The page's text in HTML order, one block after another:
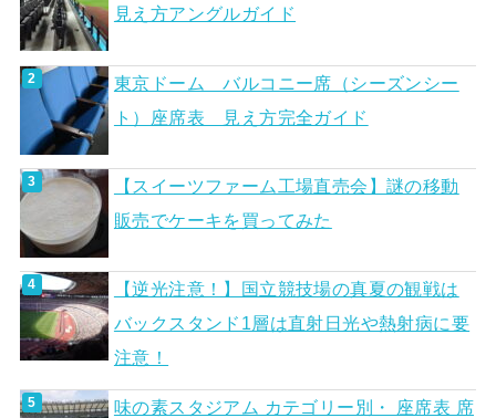
見え方アングルガイド
東京ドーム バルコニー席（シーズンシー
ト）座席表 見え方完全ガイド
【スイーツファーム工場直売会】謎の移動
販売でケーキを買ってみた
【逆光注意！】国立競技場の真夏の観戦は
バックスタンド1層は直射日光や熱射病に要
注意！
味の素スタジアム カテゴリー別・ 座席表 席